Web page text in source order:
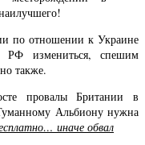
по отношении к Украине
измениться, спешим
также.
провалы Британии в
Альбиону нужна
иначе обвал